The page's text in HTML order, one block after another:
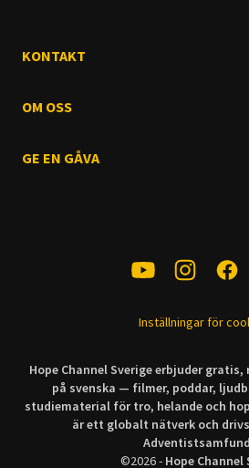
KONTAKT
OM OSS
GE EN GÅVA
Inställningar för
Hope Channel Sverige erbjuder
på svenska — filmer, poddar,
studiematerial för tro, helande och
är ett globalt nätverk och
©2026- Hope Channel